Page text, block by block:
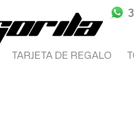
TARJETA DE REGALO